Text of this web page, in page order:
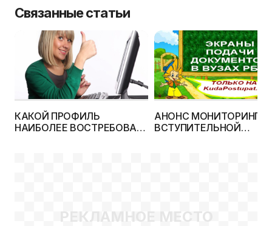
Связанные статьи
КАКОЙ ПРОФИЛЬ
НАИБОЛЕЕ ВОСТРЕБОВАН
АНОНС МОНИТОРИНГА
ВСТУПИТЕЛЬНОЙ
РЕКЛАМНОЕ МЕСТО